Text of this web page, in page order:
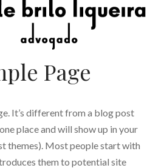
Page
It’s different from a blog post
place and will show up in your
themes). Most people start with
them to potential site